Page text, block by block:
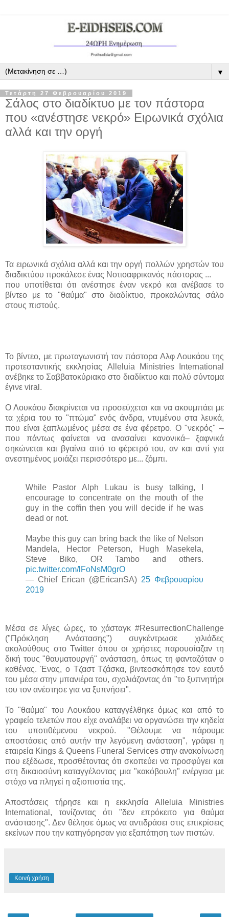
▼
Τετάρτη 27 Φεβρουαρίου 2019
Σάλος στο διαδίκτυο με τον πάστορα
που «ανέστησε νεκρό» Ειρωνικά σχόλια
αλλά και την οργή
Τα ειρωνικά σχόλια αλλά και την οργή πολλών χρηστών του
διαδικτύου προκάλεσε ένας Νοτιοαφρικανός πάστορας ...
που υποτίθεται ότι ανέστησε έναν νεκρό και ανέβασε το
βίντεο με το "θαύμα" στο διαδίκτυο, προκαλώντας σάλο
στους πιστούς.
Το βίντεο, με πρωταγωνιστή τον πάστορα Αλφ Λουκάου της
προτεσταντικής εκκλησίας Alleluia Ministries International
ανέβηκε το Σαββατοκύριακο στο διαδίκτυο και πολύ σύντομα
έγινε viral.
Ο Λουκάου διακρίνεται να προσεύχεται και να ακουμπάει με
τα χέρια του το "πτώμα" ενός άνδρα, ντυμένου στα λευκά,
που είναι ξαπλωμένος μέσα σε ένα φέρετρο. Ο "νεκρός" –
που πάντως φαίνεται να ανασαίνει κανονικά– ξαφνικά
σηκώνεται και βγαίνει από το φέρετρό του, αν και αντί για
ανεστημένος μοιάζει περισσότερο με... ζόμπι.
While Pastor Alph Lukau is busy talking, I
encourage to concentrate on the mouth of the
guy in the coffin then you will decide if he was
dead or not.
Maybe this guy can bring back the like of Nelson
Mandela, Hector Peterson, Hugh Masekela,
Steve Biko, OR Tambo and others.
pic.twitter.com/lFoNsM0grO
— Chief Erican (@EricanSA) 25 Φεβρουαρίου
2019
Μέσα σε λίγες ώρες, το χάσταγκ #ResurrectionChallenge
("Πρόκληση Ανάστασης") συγκέντρωσε χιλιάδες
ακολούθους στο Twitter όπου οι χρήστες παρουσίαζαν τη
δική τους "θαυματουργή" ανάσταση, όπως τη φανταζόταν ο
καθένας. Ένας, ο Τζαστ Τζάσκα, βιντεοσκόπησε τον εαυτό
του μέσα στην μπανιέρα του, σχολιάζοντας ότι "το ξυπνητήρι
του τον ανέστησε για να ξυπνήσει".
Το "θαύμα" του Λουκάου καταγγέλθηκε όμως και από το
γραφείο τελετών που είχε αναλάβει να οργανώσει την κηδεία
του υποτιθέμενου νεκρού. "Θέλουμε να πάρουμε
αποστάσεις από αυτήν την λεγόμενη ανάσταση", γράφει η
εταιρεία Kings & Queens Funeral Services στην ανακοίνωση
που εξέδωσε, προσθέτοντας ότι σκοπεύει να προσφύγει και
στη δικαιοσύνη καταγγέλοντας μια "κακόβουλη" ενέργεια με
στόχο να πληγεί η αξιοπιστία της.
Αποστάσεις τήρησε και η εκκλησία Alleluia Ministries
International, τονίζοντας ότι "δεν επρόκειτο για θαύμα
ανάστασης". Δεν θέλησε όμως να αντιδράσει στις επικρίσεις
εκείνων που την κατηγόρησαν για εξαπάτηση των πιστών.
Κοινή χρήση